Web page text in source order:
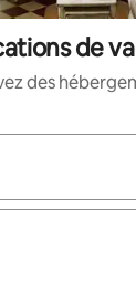
de
des
s'affichent,